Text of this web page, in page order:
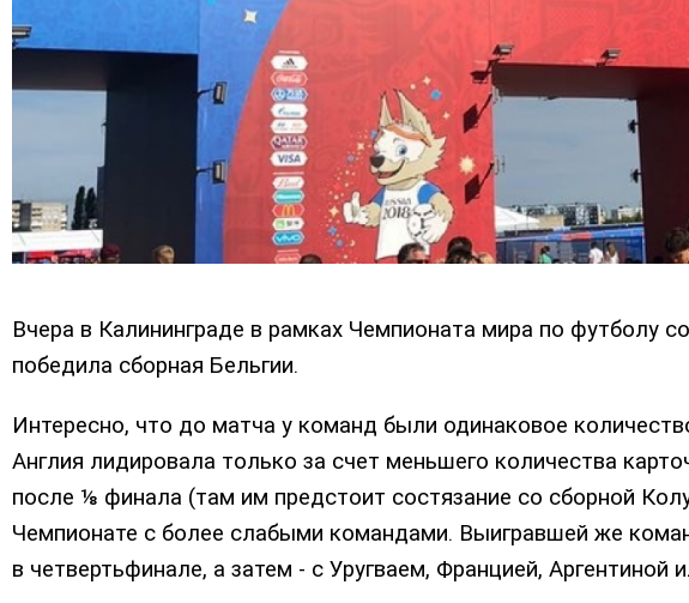
Вчера в Калининграде в рамках Чемпионата мира по футболу
победила сборная Бельгии.
Интересно, что до матча у команд были одинаковое
Англия лидировала только за счет меньшего количества
после ⅛ финала (там им предстоит состязание со сборной
Чемпионате с более слабыми командами. Выигравшей же
в четвертьфинале, а затем - с Уругваем, Францией, Аргентиной